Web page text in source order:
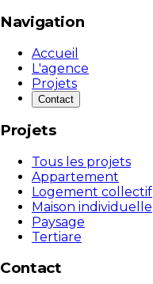
Navigation
Accueil
L'agence
Projets
Contact
Projets
Tous les projets
Appartement
Logement collectif
Maison individuelle
Paysage
Tertiare
Contact